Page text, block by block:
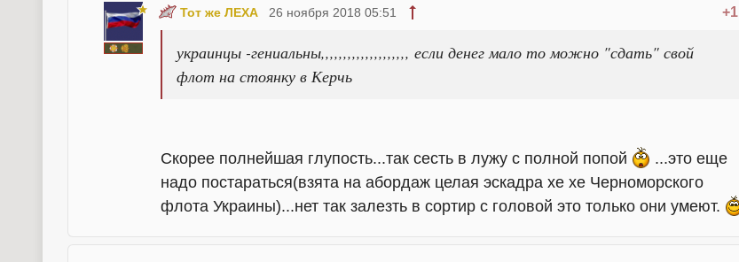
Тот же ЛЕХА +1
26 ноября 2018 05:51
украинцы -гениальны,,,,,,,,,,,,,,,,,,,, если денег мало то можно "сдать" свой
флот на стоянку в Керчь
Скорее полнейшая глупость...так сесть в лужу с полной попой
...это еще
надо постараться(взята на абордаж целая эскадра хе хе Черноморского
флота Украины)...нет так залезть в сортир с головой это только они умеют.